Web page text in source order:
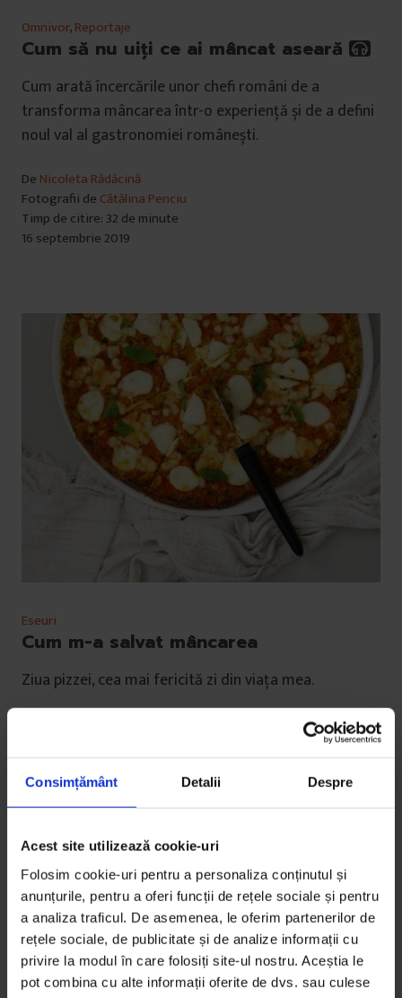
Consimțământ Detalii Despre
Acest site utilizează cookie-uri
Folosim cookie-uri pentru a personaliza conținutul și
anunțurile, pentru a oferi funcții de rețele sociale și pentru
a analiza traficul. De asemenea, le oferim partenerilor de
rețele sociale, de publicitate și de analize informații cu
privire la modul în care folosiți site-ul nostru. Aceștia le
pot combina cu alte informații oferite de dvs. sau culese
Omnivor,Reportaje
Cum să nu uiți ce ai mâncat aseară
Cum arată încercările unor chefi români de a
transforma mâncarea într-o experiență și de a defini
noul val al gastronomiei românești.
De Nicoleta Rădăcină
Fotografii de Cătălina Penciu
Timp de citire: 32 de minute
16 septembrie 2019
Eseuri
Cum m-a salvat mâncarea
Ziua pizzei, cea mai fericită zi din viața mea.
Timp de citire: 5 minute
12 iunie 2019